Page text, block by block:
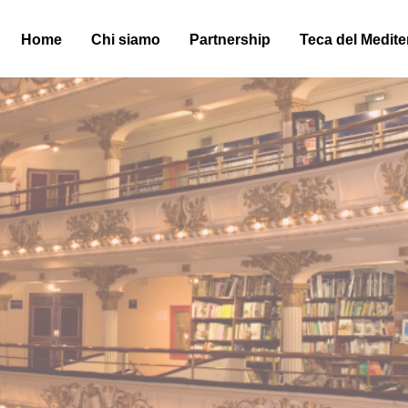
Home Chi siamo Partnership Teca del